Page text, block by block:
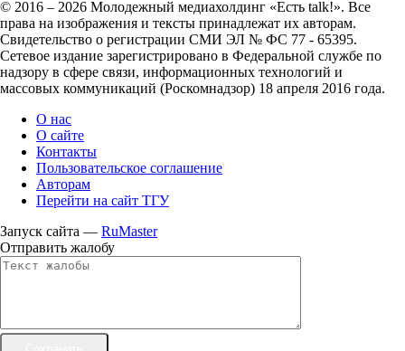
© 2016 – 2026 Молодежный медиахолдинг «Есть talk!». Все
права на изображения и тексты принадлежат их авторам.
Свидетельство о регистрации СМИ ЭЛ № ФС 77 - 65395.
Сетевое издание зарегистрировано в Федеральной службе по
надзору в сфере связи, информационных технологий и
массовых коммуникаций (Роскомнадзор) 18 апреля 2016 года.
О нас
О сайте
Контакты
Пользовательское соглашение
Авторам
Перейти на сайт ТГУ
Запуск сайта — RuMaster
Отправить жалобу